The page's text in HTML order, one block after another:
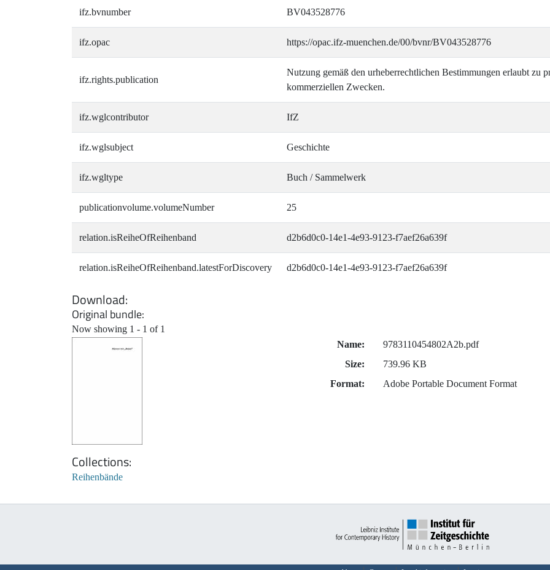
ifz.bvnumber BV043528776
ifz.opac https://opac.ifz-muenchen.de/00/bvnr/BV043528776
ifz.rights.publication
Nutzung gemäß den urheberrechtlichen Bestimmungen erlaubt zu
kommerziellen Zwecken.
ifz.wglcontributor IfZ
ifz.wglsubject Geschichte
ifz.wgltype Buch / Sammelwerk
publicationvolume.volumeNumber 25
relation.isReiheOfReihenband d2b6d0c0-14e1-4e93-9123-f7aef26a639f
relation.isReiheOfReihenband.latestForDiscovery d2b6d0c0-14e1-4e93-9123-f7aef26a639f
Download
Original bundle
Now showing 1 - 1 of 1
Name:
9783110454802A2b.pdf
Size:
739.96 KB
Format:
Adobe Portable Document Format
Collections
Reihenbände